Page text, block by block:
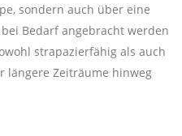
sondern auch über eine
Bedarf angebracht werden
strapazierfähig als auch
längere Zeiträume hinweg